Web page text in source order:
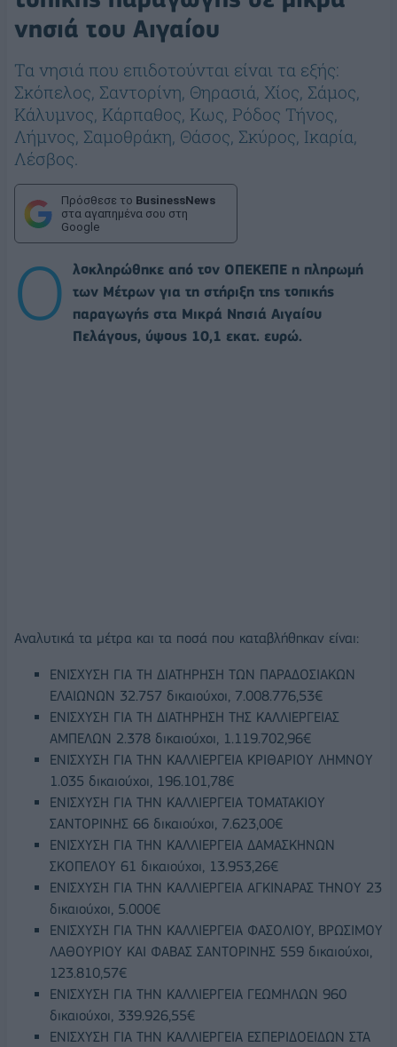
νησιά του Αιγαίου
Τα νησιά που επιδοτούνται είναι τα εξής:
Σκόπελος, Σαντορίνη, Θηρασιά, Χίος, Σάμος,
Κάλυμνος, Κάρπαθος, Κως, Ρόδος Τήνος,
Λήμνος, Σαμοθράκη, Θάσος, Σκύρος, Ικαρία,
Λέσβος.
Πρόσθεσε το BusinessNews
στα αγαπημένα σου στη
Google
Ο
λοκληρώθηκε από τον ΟΠΕΚΕΠΕ η πληρωμή
των Μέτρων για τη στήριξη της τοπικής
παραγωγής στα Μικρά Νησιά Αιγαίου
Πελάγους, ύψους 10,1 εκατ. ευρώ.
Αναλυτικά τα μέτρα και τα ποσά που καταβλήθηκαν είναι:
ΕΝΙΣΧΥΣΗ ΓΙΑ ΤΗ ΔΙΑΤΗΡΗΣΗ ΤΩΝ ΠΑΡΑΔΟΣΙΑΚΩΝ
ΕΛΑΙΩΝΩΝ 32.757 δικαιούχοι, 7.008.776,53€
ΕΝΙΣΧΥΣΗ ΓΙΑ ΤΗ ΔΙΑΤΗΡΗΣΗ ΤΗΣ ΚΑΛΛΙΕΡΓΕΙΑΣ
ΑΜΠΕΛΩΝ 2.378 δικαιούχοι, 1.119.702,96€
ΕΝΙΣΧΥΣΗ ΓΙΑ ΤΗΝ ΚΑΛΛΙΕΡΓΕΙΑ ΚΡΙΘΑΡΙΟΥ ΛΗΜΝΟΥ
1.035 δικαιούχοι, 196.101,78€
ΕΝΙΣΧΥΣΗ ΓΙΑ ΤΗΝ ΚΑΛΛΙΕΡΓΕΙΑ ΤΟΜΑΤΑKIΟΥ
ΣΑΝΤΟΡΙΝΗΣ 66 δικαιούχοι, 7.623,00€
ΕΝΙΣΧΥΣΗ ΓΙΑ ΤΗΝ ΚΑΛΛΙΕΡΓΕΙΑ ΔΑΜΑΣΚΗΝΩΝ
ΣΚΟΠΕΛΟΥ 61 δικαιούχοι, 13.953,26€
ΕΝΙΣΧΥΣΗ ΓΙΑ ΤΗΝ ΚΑΛΛΙΕΡΓΕΙΑ ΑΓΚΙΝΑΡΑΣ ΤΗΝΟΥ 23
δικαιούχοι, 5.000€
ΕΝΙΣΧΥΣΗ ΓΙΑ ΤΗΝ ΚΑΛΛΙΕΡΓΕΙΑ ΦΑΣΟΛΙΟΥ, ΒΡΩΣΙΜΟΥ
ΛΑΘΟΥΡΙΟΥ ΚΑΙ ΦΑΒΑΣ ΣΑΝΤΟΡΙΝΗΣ 559 δικαιούχοι,
123.810,57€
ΕΝΙΣΧΥΣΗ ΓΙΑ ΤΗΝ ΚΑΛΛΙΕΡΓΕΙΑ ΓΕΩΜΗΛΩΝ 960
δικαιούχοι, 339.926,55€
ΕΝΙΣΧΥΣΗ ΓΙΑ ΤΗΝ ΚΑΛΛΙΕΡΓΕΙΑ ΕΣΠΕΡΙΔΟΕΙΔΩΝ ΣΤΑ